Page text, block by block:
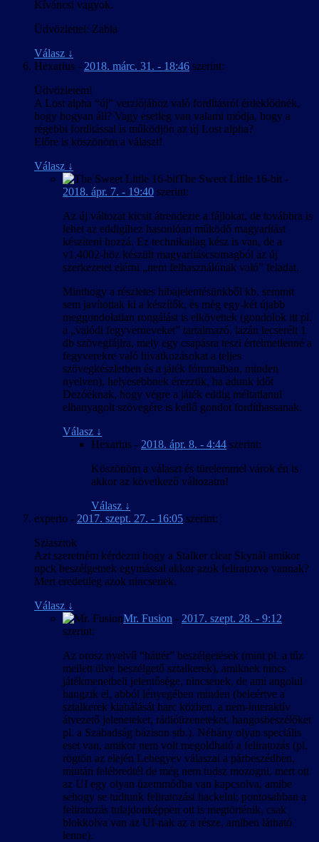
Kíváncsi vagyok.
Üdvözlettel: Zabla
Válasz ↓
Hexarius - 2018. márc. 31. - 18:46 szerint:
Üdvözletem!
A Lost alpha “új” verziójához való fordításról érdeklődnék,
hogy hogyan áll? Vagy esetleg van valami módja, hogy a
régebbi fordítással is működjön az új Lost alpha?
Előre is köszönöm a választ!
Válasz ↓
The Sweet Little 16-bit -
2018. ápr. 7. - 19:40 szerint:
Az új változat kicsit átrendezte a fájlokat, de továbbra is
lehet az eddigihez hasonlóan működő magyarítást
készíteni hozzá. Ez technikailag kész is van, de a
v1.4002-höz készült magyarításcsomagból az új
szerkezetet elérni „nem felhasználónak való” feladat.
Minthogy a részletes hibajelentésünkből kb. semmit
sem javítottak ki a készítők, és még egy-két újabb
meggondolatlan rongálást is elkövettek (gondolok itt pl.
a „valódi fegyverneveket” tartalmazó, lazán lecserélt 1
db szövegfájlra, mely egy csapásra teszi értelmetlenné a
fegyverekre való hivatkozásokat a teljes
szövegkészletben és a játék fórumaiban, minden
nyelven), helyesebbnek érezzük, ha adunk időt
Dezóéknak, hogy végre a játék eddig méltatlanul
elhanyagolt szövegére is kellő gondot fordíthassanak.
Válasz ↓
Hexarius - 2018. ápr. 8. - 4:44 szerint:
Köszönöm a választ és türelemmel várok én is
akkor az következő változatra!
Válasz ↓
experto - 2017. szept. 27. - 16:05 szerint:
Sziasztok
Azt szeretném kérdezni hogy a Stalker clear Skynál amikor
npck beszélgetnek egymással akkor azok feliratozva vannak?
Mert eredetileg azok nincsenek.
Válasz ↓
Mr. Fusion - 2017. szept. 28. - 9:12
szerint:
Az orosz nyelvű “háttér” beszélgetések (mint pl. a tűz
mellett ülve beszélgető sztalkerek), amiknek nincs
játékmenetbeli jelentősége, nincsenek, de ami angolul
hangzik el, abból lényegében minden (beleértve a
sztalkerek kiabálását harc közben, a nem-interaktív
átvezető jeleneteket, rádióüzeneteket, hangosbeszélőket
pl. a Szabadság bázison stb.). Néhány olyan speciális
eset van, amikor nem volt megoldható a feliratozás (pl.
rögtön az elején Lebegyev válaszai a párbeszédben,
miután felébredtél de még nem tudsz mozogni, mert ott
az UI egy olyan üzemmódba van kapcsolva, amibe
sehogy se tudtunk feliratozást hackelni; pontosabban a
feliratozás tulajdonképpen ott is megtörténik, csak
blokkolva van az UI-nak az a része, amiben látható
lenne).